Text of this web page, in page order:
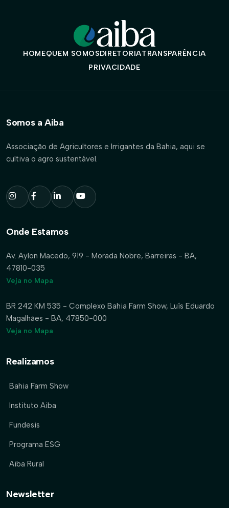
HOMEQUEM SOMOSDIRETORIATRANSPARÊNCIA
PRIVACIDADE
Somos a Aiba
Associação de Agricultores e Irrigantes da Bahia, aqui se
cultiva o agro sustentável.
Onde Estamos
Av. Aylon Macedo, 919 - Morada Nobre, Barreiras - BA,
47810-035
Veja no Mapa
BR 242 KM 535 - Complexo Bahia Farm Show, Luís Eduardo
Magalhães - BA, 47850-000
Veja no Mapa
Realizamos
Bahia Farm Show
Instituto Aiba
Fundesis
Programa ESG
Aiba Rural
Newsletter